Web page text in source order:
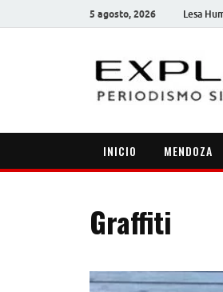
5 agosto, 2026 Lesa
INICIO MENDOZA
Graffiti